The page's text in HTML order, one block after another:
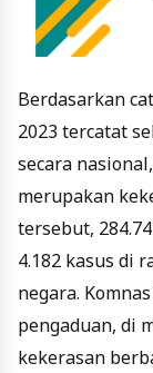
Berdasarkan
2023 tercatat
secara
merupakan
tersebut,
4.182 kasus di
negara.
pengaduan, di
kekerasan